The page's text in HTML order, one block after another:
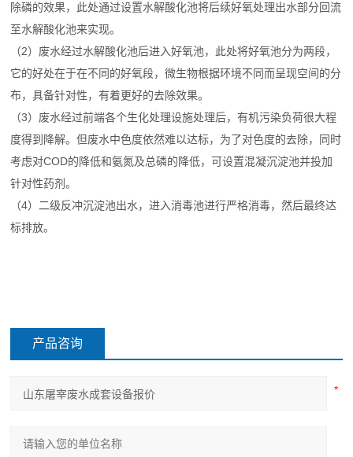
除磷的效果，此处通过设置水解酸化池将后续好氧处理出水部分回流
至水解酸化池来实现。
（2）废水经过水解酸化池后进入好氧池，此处将好氧池分为两段，
它的好处在于在不同的好氧段，微生物根据环境不同而呈现空间的分
布，具备针对性，有着更好的去除效果。
（3）废水经过前端各个生化处理设施处理后，有机污染负荷很大程
度得到降解。但废水中色度依然难以达标，为了对色度的去除，同时
考虑对COD的降低和氨氮及总磷的降低，可设置混凝沉淀池并投加
针对性药剂。
（4）二级反冲沉淀池出水，进入消毒池进行严格消毒，然后最终达
标排放。
产品咨询